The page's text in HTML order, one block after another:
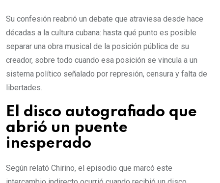
Su confesión reabrió un debate que atraviesa desde hace
décadas a la cultura cubana: hasta qué punto es posible
separar una obra musical de la posición pública de su
creador, sobre todo cuando esa posición se vincula a un
sistema político señalado por represión, censura y falta de
libertades.
El disco autografiado que
abrió un puente
inesperado
Según relató Chirino, el episodio que marcó este